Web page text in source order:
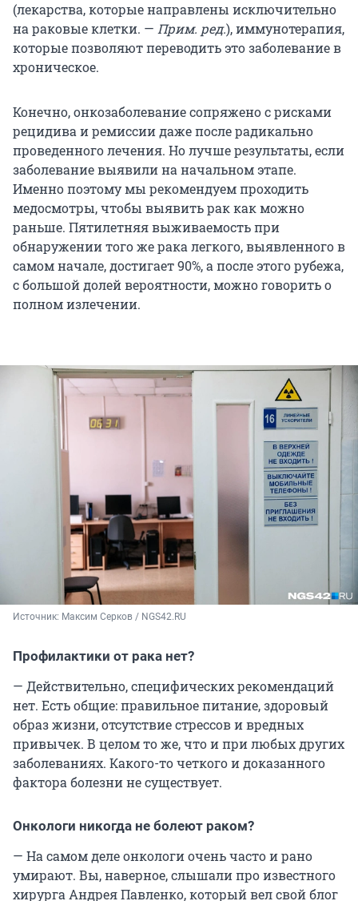
(лекарства, которые направлены исключительно
на раковые клетки. — Прим. ред.), иммунотерапия,
которые позволяют переводить это заболевание в
хроническое.
Конечно, онкозаболевание сопряжено с рисками
рецидива и ремиссии даже после радикально
проведенного лечения. Но лучше результаты, если
заболевание выявили на начальном этапе.
Именно поэтому мы рекомендуем проходить
медосмотры, чтобы выявить рак как можно
раньше. Пятилетняя выживаемость при
обнаружении того же рака легкого, выявленного в
самом начале, достигает 90%, а после этого рубежа,
с большой долей вероятности, можно говорить о
полном излечении.
Источник: Максим Серков / NGS42.RU
Профилактики от рака нет?
— Действительно, специфических рекомендаций
нет. Есть общие: правильное питание, здоровый
образ жизни, отсутствие стрессов и вредных
привычек. В целом то же, что и при любых других
заболеваниях. Какого-то четкого и доказанного
фактора болезни не существует.
Онкологи никогда не болеют раком?
— На самом деле онкологи очень часто и рано
умирают. Вы, наверное, слышали про известного
хирурга Андрея Павленко, который вел свой блог